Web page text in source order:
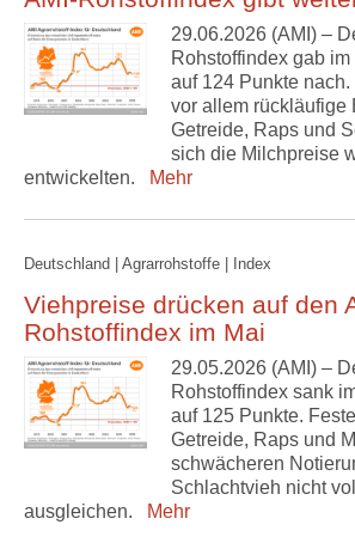
29.06.2026 (AMI) –
Rohstoffindex gab
auf 124 Punkte
vor allem rückläufige
Getreide, Raps und
sich die Milchpreise
entwickelten.
Mehr
Deutschland | Agrarrohstoffe | Index
Viehpreise drücken auf den
Rohstoffindex im Mai
29.05.2026 (AMI) –
Rohstoffindex sank
auf 125 Punkte.
Getreide, Raps und
schwächeren
Schlachtvieh nicht
ausgleichen.
Mehr